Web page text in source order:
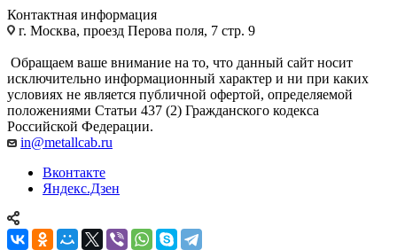
Контактная информация
г. Москва, проезд Перова поля, 7 стр. 9
Обращаем ваше внимание на то, что данный сайт носит
исключительно информационный характер и ни при каких
условиях не является публичной офертой, определяемой
положениями Статьи 437 (2) Гражданского кодекса
Российской Федерации.
in@metallcab.ru
Вконтакте
Яндекс.Дзен